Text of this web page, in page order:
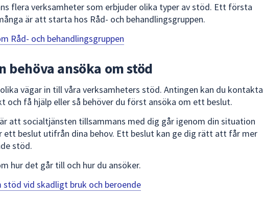
flera verksamheter som erbjuder olika typer av stöd. Ett första
är att starta hos Råd- och behandlingsgruppen.
Råd- och behandlingsgruppen
behöva ansöka om stöd
vägar in till våra verksamheters stöd. Antingen kan du kontakta
och få hjälp eller så behöver du först ansöka om ett beslut.
att socialtjänsten tillsammans med dig går igenom din situation
ett beslut utifrån dina behov. Ett beslut kan ge dig rätt att får mer
stöd.
hur det går till och hur du ansöker.
stöd vid skadligt bruk och beroende